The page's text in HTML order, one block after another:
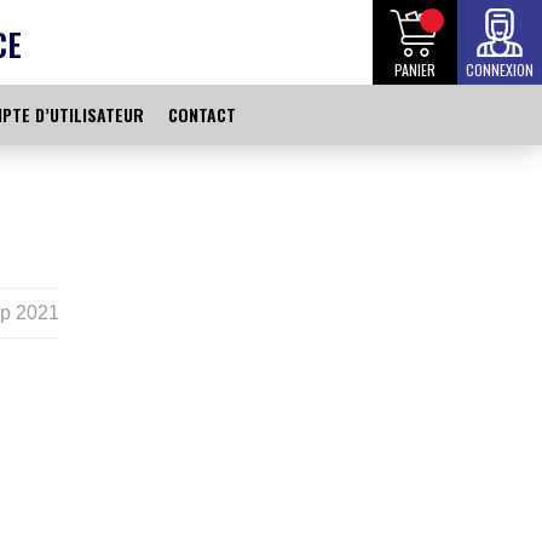
PANIER CONNEXION
D’UTILISATEUR CONTACT
2021